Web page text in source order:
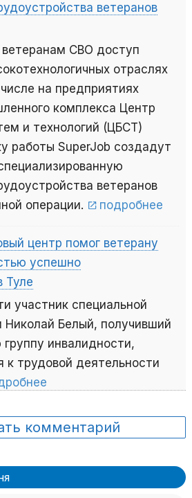
ветеранов
СВО доступ
отраслях
на предприятиях
комплекса Центр
и технологий (ЦБСТ)
работы SuperJob создадут
ветеранов
операции.
подробнее
центр помог ветерану
успешно
Туле
участник специальной
Николай Белый, получивший
инвалидности,
к трудовой деятельности
комментарий